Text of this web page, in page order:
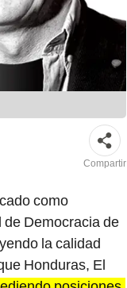
Compartir
como
de Democracia de
la calidad
Honduras, El